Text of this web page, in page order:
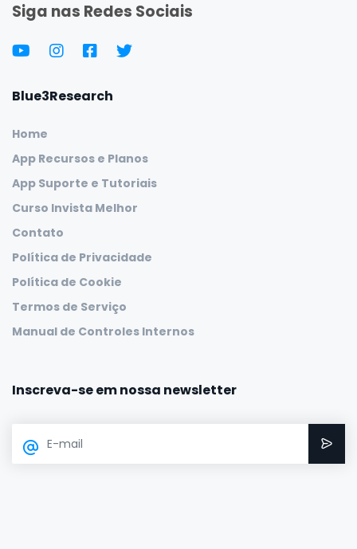
Siga nas Redes Sociais
Blue3Research
Home
App Recursos e Planos
App Suporte e Tutoriais
Curso Invista Melhor
Contato
Política de Privacidade
Política de Cookie
Termos de Serviço
Manual de Controles Internos
Inscreva-se em nossa newsletter